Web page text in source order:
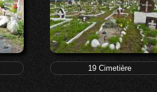
19 Cimetière